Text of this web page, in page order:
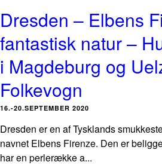
Dresden – Elbens
fantastisk natur –
i Magdeburg og
Folkevogn
16.-20.SEPTEMBER 2020
Dresden er en af Tysklands
navnet Elbens Firenze. Den er
har en perlerække a...